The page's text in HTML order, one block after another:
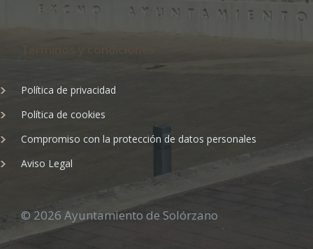
Política de privacidad
Política de cookies
Compromiso con la protección de datos personales
Aviso Legal
© 2026 Ayuntamiento de Solórzano